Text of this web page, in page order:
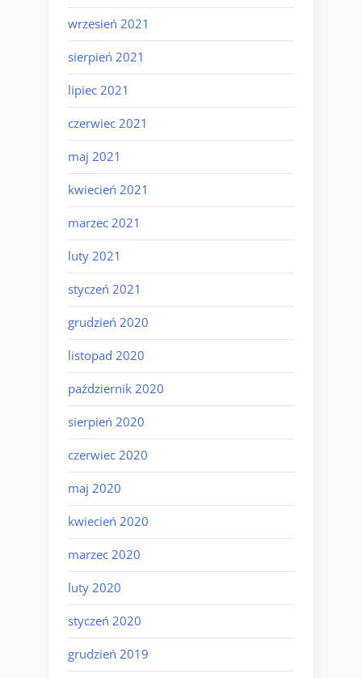
wrzesień 2021
sierpień 2021
lipiec 2021
czerwiec 2021
maj 2021
kwiecień 2021
marzec 2021
luty 2021
styczeń 2021
grudzień 2020
listopad 2020
październik 2020
sierpień 2020
czerwiec 2020
maj 2020
kwiecień 2020
marzec 2020
luty 2020
styczeń 2020
grudzień 2019